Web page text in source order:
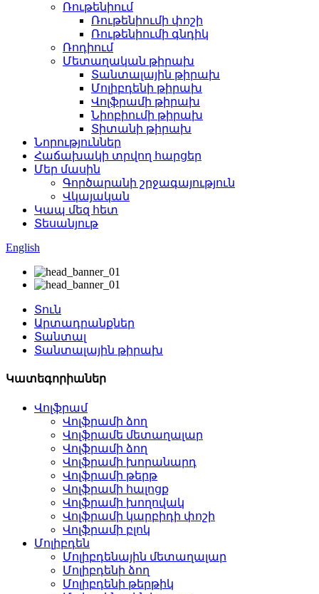
Ռութենիում
Ռութենիումի փոշի
Ռութենիումի գնդիկ
Ռոդիում
Մետաղական թիրախ
Տանտալային թիրախ
Մոլիբդենի թիրախ
Վոլֆրամի թիրախ
Նիոբիումի թիրախ
Տիտանի թիրախ
Նորություններ
Հաճախակի տրվող հարցեր
Մեր մասին
Գործարանի շրջագայություն
Վկայական
Կապ մեզ հետ
Տեսանյութ
English
Տուն
Արտադրանքներ
Տանտալ
Տանտալային թիրախ
Կատեգորիաներ
Վոլֆրամ
Վոլֆրամի ձող
Վոլֆրամե մետաղալար
Վոլֆրամի ձող
Վոլֆրամի խորանարդ
Վոլֆրամի թերթ
Վոլֆրամի հալոցք
Վոլֆրամի խողովակ
Վոլֆրամի կարբիդի փոշի
Վոլֆրամի բլոկ
Մոլիբդեն
Մոլիբդենային մետաղալար
Մոլիբդենի ձող
Մոլիբդենի թերթիկ